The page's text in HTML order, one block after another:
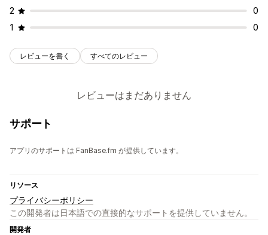
2
0
1
0
レビューを書く すべてのレビュー
レビューはまだありません
サポート
アプリのサポートは FanBase.fm が提供しています。
リソース
プライバシーポリシー
この開発者は日本語での直接的なサポートを提供していません。
開発者